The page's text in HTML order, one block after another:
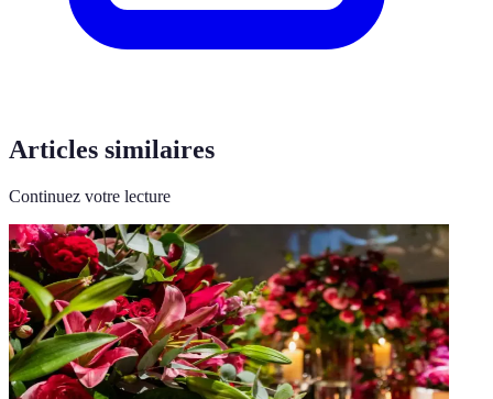
Articles similaires
Continuez votre lecture